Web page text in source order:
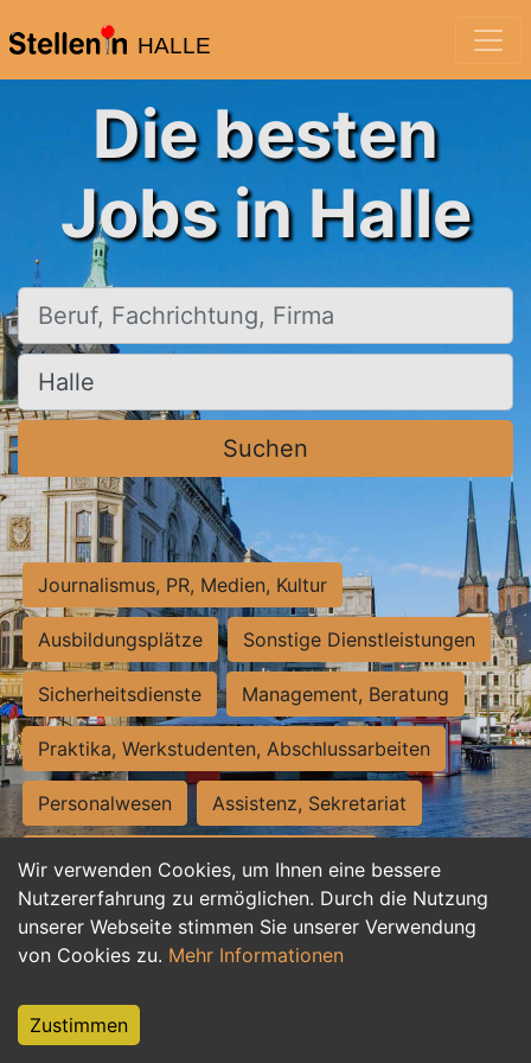
HALLE
Wir verwenden Cookies, um Ihnen eine bessere
Nutzererfahrung zu ermöglichen. Durch die Nutzung
unserer Webseite stimmen Sie unserer Verwendung
von Cookies zu. Mehr Informationen
Zustimmen
Die besten
Jobs in Halle
Beruf, Fachrichtung, Firma
Ort, Stadt
Suchen
Journalismus, PR, Medien, Kultur
Ausbildungsplätze Sonstige Dienstleistungen
Sicherheitsdienste Management, Beratung
Praktika, Werkstudenten, Abschlussarbeiten
Personalwesen Assistenz, Sekretariat
Hilfskräfte, Aushilfs- und Nebenjobs
Einkauf, Logistik, Materialwirtschaft
Weiterbildung, Studium, duale Ausbildung
Tourismus